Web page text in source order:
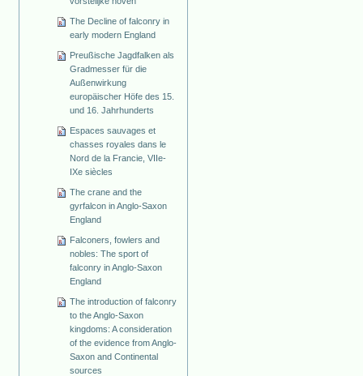
The Decline of falconry in
early modern England
Preußische Jagdfalken als
Gradmesser für die
Außenwirkung
europäischer Höfe des 15.
und 16. Jahrhunderts
Espaces sauvages et
chasses royales dans le
Nord de la Francie, VIIe-
IXe siècles
The crane and the
gyrfalcon in Anglo-Saxon
England
Falconers, fowlers and
nobles: The sport of
falconry in Anglo-Saxon
England
The introduction of falconry
to the Anglo-Saxon
kingdoms: A consideration
of the evidence from Anglo-
Saxon and Continental
sources